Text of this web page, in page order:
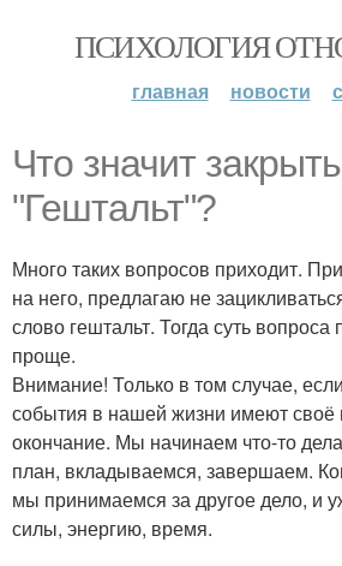
ПСИХОЛОГИЯ
главная новости
Что значит закрыть
"Гештальт"?
Много таких вопросов приходит.
на него, предлагаю не
слово гештальт. Тогда суть вопроса
проще.
Внимание! Только в том случае,
события в нашей жизни имеют своё
окончание. Мы начинаем что-то
план, вкладываемся, завершаем.
мы принимаемся за другое дело, и
силы, энергию, время.